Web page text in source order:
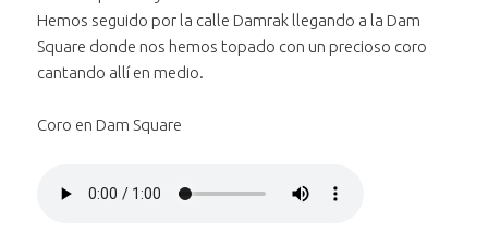
Hemos seguido por la calle Damrak llegando a la Dam
Square donde nos hemos topado con un precioso coro
cantando allí en medio.
Coro en Dam Square
Dam Square"
Bajar volumen al audio "Coro